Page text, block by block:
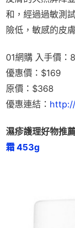
和，經過過敏測
險低，敏感的皮
01網購 入手價
優惠價：$169
原價：$368
優惠連結：
濕疹護理好物推
霜 453g